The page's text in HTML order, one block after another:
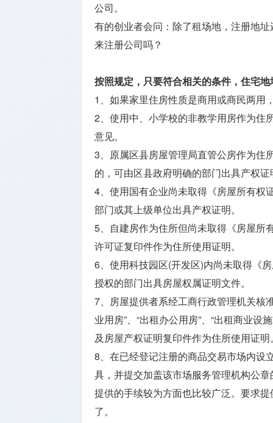
牌照
海外银行
公司银行
开户
知识产权
公司。
有的创业者会问：除了租场地，注册地
来注册公司吗？
按照规定，只要符合相关的条件，住宅
1、如果家里住房性质是商用或商民两用
2、使用中、小学校的非教学用房作为住
意见。
3、原属区县房屋管理局直管公房作为住
的，可由区县政府明确的部门出具产权证
4、使用国有企业尚未取得《房屋所有权
部门或其上级单位出具产权证明。
5、自建房作为住所但尚未取得《房屋所
许可证复印件作为住所使用证明。
6、使用科技园区(开发区)内尚未取得《
授权的部门出具房屋权属证明文件。
7、房屋提供者系经工商行政管理机关核
业用房”、“出租办公用房”、“出租商业
及房屋产权证明复印件作为住所使用证明
8、在已经登记注册的商品交易市场内设
具，并提交加盖该市场服务管理机构公
提供的手续较为方面也比较广泛。要求
了。